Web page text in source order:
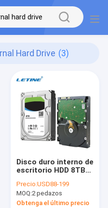
Hard Drive (3)
Disco duro interno de
escritorio HDD 8TB
16TB
Precio:USD88-199
MOQ:2 pedazos
Obtenga el último precio